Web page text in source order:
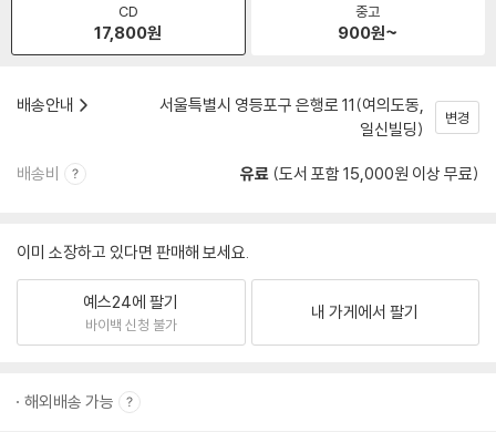
CD
17,800원
중고
900원~
배송안내
서울특별시 영등포구 은행로 11(여의도동,
일신빌딩)
변경
배송비 유료 (도서 포함 15,000원 이상 무료)
이미 소장하고 있다면 판매해 보세요.
예스24에 팔기
바이백 신청 불가
내 가게에서 팔기
해외배송 가능